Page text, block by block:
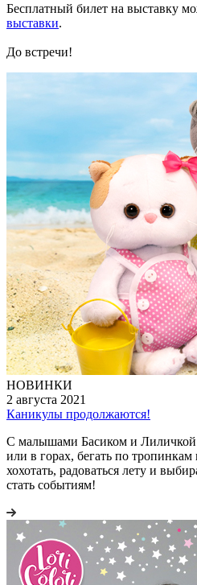
Бесплатный билет на выставку
выставки.
До встречи!
НОВИНКИ
2 августа 2021
Каникулы продолжаются!
С малышами Басиком и Лиличкой
или в горах, бегать по тропинкам
хохотать, радоваться лету и
стать событиям!